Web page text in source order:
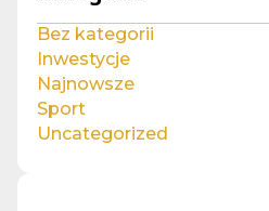
Bez kategorii
Inwestycje
Najnowsze
Sport
Uncategorized